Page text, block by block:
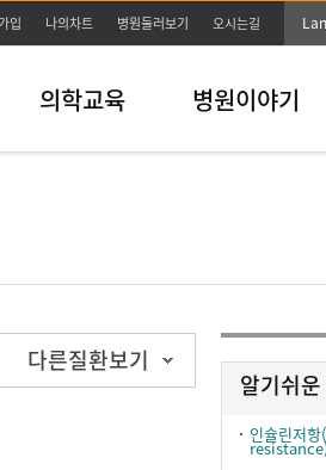
입 나의차트 병원둘러보기 오시는길
의학교육 병원이야기
다른질환보기
알기쉬
인슐린저